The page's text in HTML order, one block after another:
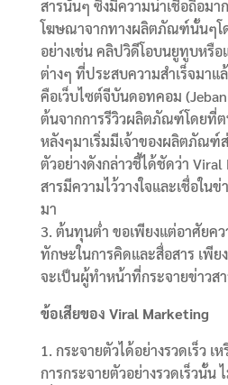
สารนั้นๆ ซึ่งมีความน่าเชื่อถือมา
โฆษณาจากทางผลิตภัณฑ์นั้นๆโ
อย่างเช่น คลิปวิดีโอบนยูทูบหรือ
ต่างๆ ที่ประสบความสำเร็จมาแ
คือเว็บไซต์จีบันดอทคอม
ต้นจากการรีวิวผลิตภัณฑ์โดยที่ต
หลังๆมาเริ่มมีเจ้าของผลิตภัณฑ์
ตัวอย่างดังกล่าวชี้ได้ชัดว่า
สารมีความไว้วางใจและเชื่อใน
มา
3. ต้นทุนต่ำ ขอเพียงแต่อาศัยค
ทักษะในการคิดและสื่อสาร เพีย
จะเป็นผู้ทำหน้าที่กระจายข่าวส
ข้อเสียของ Viral Marketing
1. กระจายตัวได้อย่างรวดเร็ว
การกระจายตัวอย่างรวดเร็วนั้น